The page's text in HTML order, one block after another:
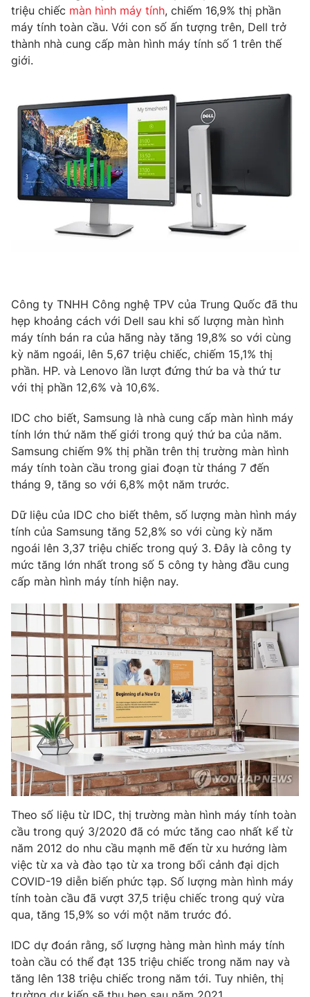
Câu chuyện quốc tế
Thị trường
Góc doanh nghiệp
Truyền hình
Phim VTV
Nhân vật
Khán giả
Giải sao mai
Điện ảnh
Âm nhạc
Sao
Đời sống
Du lịch
Làm đẹp
Chất lượng cuộc sống
Giáo dục
Tuyển sinh
Học trực tuyến
Công nghệ
Hitech Công nghệ tương lai
Tư vấn
Giao lưu trực tuyến
Chuyên mục khác
Emagazine Podcast
Video Shorts video
VTV Money VTV Thể thao
VTV Sức khoẻ Bất động sản
Thị trường 24h Tấm lòng Việt
VTV4 Vươn mình bằng AI
VTV9 VTV8
Liên hệ tòa soạn English
THỜI BÁO VTV
Theo dõi báo trên
Cơ quan chủ quản:Đài Truyền hình Việt Nam
Cơ quan báo chí: Thời báo VTV
Giấy phép hoạt động báo in và báo điện tử số 483/GP-BTTTT
cấp ngày 29/12/2023
Phó Tổng Biên tập:Nguyễn Thị Mỹ Hạnh, Phạm Quốc Thắng,
Nguyễn Trọng Ninh
Tổng đài VTV: 024.38 355 931 - 024.38 355 932
triệu chiếc màn hình máy tính, chiếm 16,9% thị phần
máy tính toàn cầu. Với con số ấn tượng trên, Dell trở
thành nhà cung cấp màn hình máy tính số 1 trên thế
giới.
Công ty TNHH Công nghệ TPV của Trung Quốc đã thu
hẹp khoảng cách với Dell sau khi số lượng màn hình
máy tính bán ra của hãng này tăng 19,8% so với cùng
kỳ năm ngoái, lên 5,67 triệu chiếc, chiếm 15,1% thị
phần. HP. và Lenovo lần lượt đứng thứ ba và thứ tư
với thị phần 12,6% và 10,6%.
IDC cho biết, Samsung là nhà cung cấp màn hình máy
tính lớn thứ năm thế giới trong quý thứ ba của năm.
Samsung chiếm 9% thị phần trên thị trường màn hình
máy tính toàn cầu trong giai đoạn từ tháng 7 đến
tháng 9, tăng so với 6,8% một năm trước.
Dữ liệu của IDC cho biết thêm, số lượng màn hình máy
tính của Samsung tăng 52,8% so với cùng kỳ năm
ngoái lên 3,37 triệu chiếc trong quý 3. Đây là công ty
mức tăng lớn nhất trong số 5 công ty hàng đầu cung
cấp màn hình máy tính hiện nay.
Theo số liệu từ IDC, thị trường màn hình máy tính toàn
cầu trong quý 3/2020 đã có mức tăng cao nhất kể từ
năm 2012 do nhu cầu mạnh mẽ đến từ xu hướng làm
việc từ xa và đào tạo từ xa trong bối cảnh đại dịch
COVID-19 diễn biến phức tạp. Số lượng màn hình máy
tính toàn cầu đã vượt 37,5 triệu chiếc trong quý vừa
qua, tăng 15,9% so với một năm trước đó.
IDC dự đoán rằng, số lượng hàng màn hình máy tính
toàn cầu có thể đạt 135 triệu chiếc trong năm nay và
tăng lên 138 triệu chiếc trong năm tới. Tuy nhiên, thị